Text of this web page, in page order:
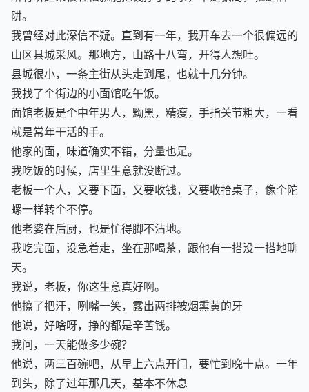
所有听起来很轻松就能把钱挣了的事，不是骗局，就是陷
阱。
我曾经对此深信不疑。直到有一年，我开车去一个很偏远的
山区县城采风。那地方，山路十八弯，开得人想吐。
县城很小，一条主街从头走到尾，也就十几分钟。
我找了个街边的小面馆吃午饭。
面馆老板是个中年男人，黝黑，精瘦，手指关节粗大，一看
就是常年干活的手。
他家的面，味道确实不错，分量也足。
我吃饭的时候，店里生意就没断过。
老板一个人，又要下面，又要收钱，又要收拾桌子，像个陀
螺一样转个不停。
他老婆在后厨，也是忙得脚不沾地。
我吃完面，没急着走，坐在那喝茶，跟他有一搭没一搭地聊
天。
我说，老板，你这生意真好啊。
他擦了把汗，咧嘴一笑，露出两排被烟熏黄的牙
他说，好啥呀，挣的都是辛苦钱。
我问，一天能做多少碗？
他说，两三百碗吧，从早上六点开门，要忙到晚十点。一年